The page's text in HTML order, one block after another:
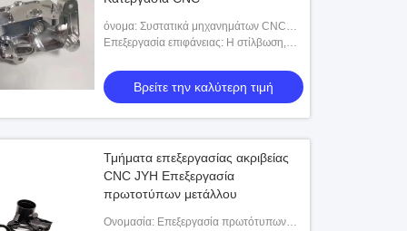
όνομα: Συστατικά μηχανημάτων CNC
ακριβείας
Επεξεργασία επιφάνειας: Η στίλβωση,
καλύπτει, μπορεί να προσαρμοστεί
Βρείτε την καλύτερη τιμή
Τμήματα επεξεργασίας ακριβείας
CNC JYH Επεξεργασία
πρωτοτύπων μετάλλου
Ονομασία: Επεξεργασία πρωτότυπων